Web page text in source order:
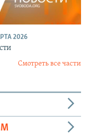
2026
Смотреть все части